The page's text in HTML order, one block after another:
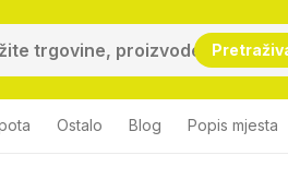
Ostalo Blog Popis mjesta